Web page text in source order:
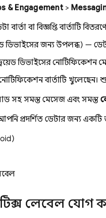
& Engagement>
বার্তা বা বিজ্ঞপ্তি
ডিভাইসের জন্য উপলব্ধ) —
ডিভাইসের নোটিফিকেশন
বার্তাটি খুলেছেন।
সহ সমস্ত মেসেজ এবং সমস্ত
প্রদর্শিত ডেটার জন্য একটি
লেবেল যোগ